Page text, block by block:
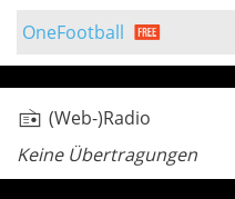
OneFootball
(Web-)Radio
Keine Übertragungen